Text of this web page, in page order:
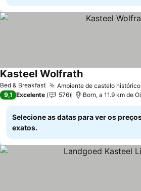
Bed & Breakfast Ambiente de castelo histórico
Kasteel Wolfrath
9,1 Excelente 576 Born, a 11.9 km de
Selecione as datas para ver os
exatos.